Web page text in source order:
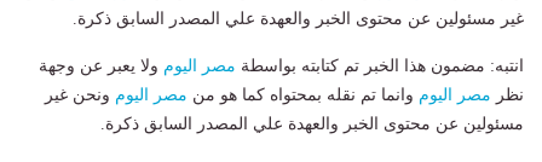
غير مسئولين عن محتوى الخبر والعهدة علي المصدر السابق ذكرة.
انتبه: مضمون هذا الخبر تم كتابته بواسطة مصر اليوم ولا يعبر عن وجهة
نظر مصر اليوم وانما تم نقله بمحتواه كما هو من مصر اليوم ونحن غير
مسئولين عن محتوى الخبر والعهدة علي المصدر السابق ذكرة.